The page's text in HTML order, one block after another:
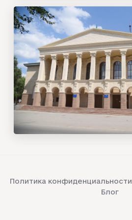
Политика конфиденциальности
Блог